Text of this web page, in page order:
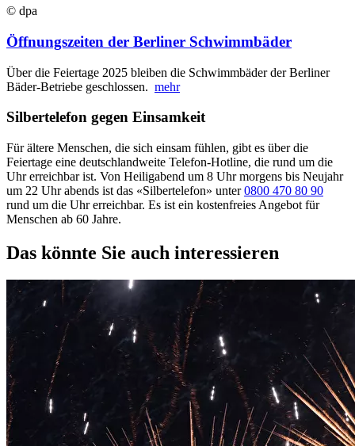
© dpa
Öffnungszeiten der Berliner Schwimmbäder
Über die Feiertage 2025 bleiben die Schwimmbäder der Berliner
Bäder-Betriebe geschlossen. mehr
Silbertelefon gegen Einsamkeit
Für ältere Menschen, die sich einsam fühlen, gibt es über die
Feiertage eine deutschlandweite Telefon-Hotline, die rund um die
Uhr erreichbar ist. Von Heiligabend um 8 Uhr morgens bis Neujahr
um 22 Uhr abends ist das «Silbertelefon» unter0800 470 80 90
rund um die Uhr erreichbar. Es ist ein kostenfreies Angebot für
Menschen ab 60 Jahre.
Das könnte Sie auch interessieren